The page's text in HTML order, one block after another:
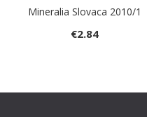
Mineralia Slovaca 2010/1
€2.84